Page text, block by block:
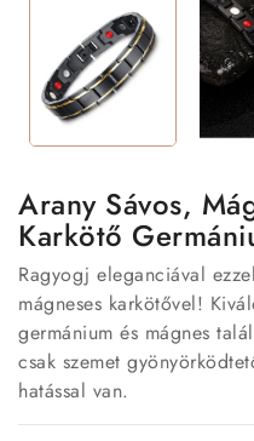
Arany Sávos,
Karkötő
Ragyogj eleganciával
mágneses karkötővel!
germánium és mágnes
csak szemet
hatással van.